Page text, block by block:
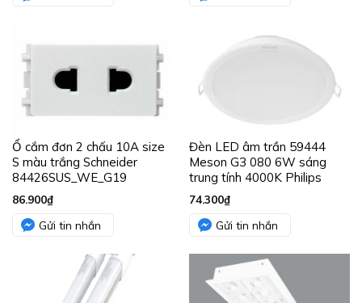
Ổ cắm đơn 2 chấu 10A size
S màu trắng Schneider
84426SUS_WE_G19
86.900₫
Gửi tin nhắn
Đèn LED âm trần 59444
Meson G3 080 6W sáng
trung tính 4000K Philips
74.300₫
Gửi tin nhắn